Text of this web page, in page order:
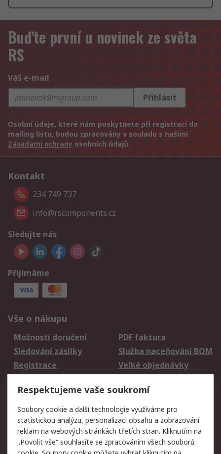
Buďte první u novinek ze světa
RS
Váš e-mail
Přihlásit
Osobní údaje, které nám poskytnete při registraci do
mailing listu, budou zpracovány v souladu s našimi
Zásadami ochrany osobních údajů.
Kontakt
234 749 737
info@rscomponents.cz
Sledujte nás
Přijímáme
Vše o nákupu
Možnosti doručení
PDF faktura
Sledování zásilky
Služba naceňování BOM
Registrace
Velké objednávky
Právní
Autorská práva
Obchodní podmínky
společnosti RS
Prohlášení o ochraně
Zabezpečení
Respektujeme vaše soukromí
Soubory cookie a další technologie využíváme pro
statistickou analýzu, personalizaci obsahu a zobrazování
reklam na webových stránkách třetích stran. Kliknutím na
„Povolit vše“ souhlasíte se zpracováním všech souborů